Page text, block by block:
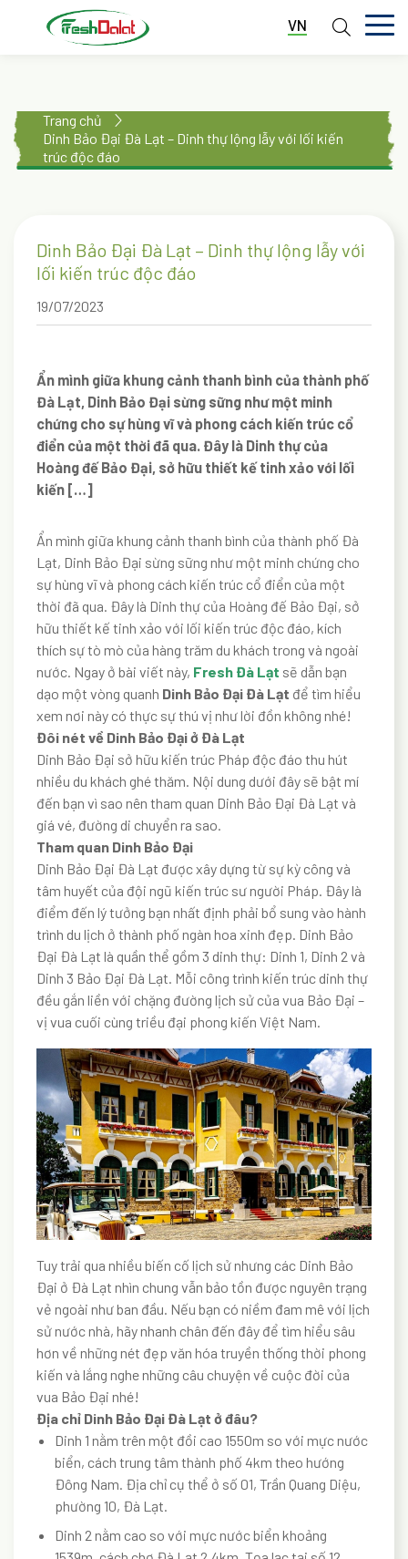
GIỚI THIỆU
DỊCH VỤ
TIN TỨC
LIÊN HỆ
VN
Trang chủ
Dinh Bảo Đại Đà Lạt – Dinh thự lộng lẫy với lối kiến
trúc độc đáo
Dinh Bảo Đại Đà Lạt – Dinh thự lộng lẫy với
lối kiến trúc độc đáo
19/07/2023
Ẩn mình giữa khung cảnh thanh bình của thành phố
Đà Lạt, Dinh Bảo Đại sừng sững như một minh
chứng cho sự hùng vĩ và phong cách kiến ​​trúc cổ
điển của một thời đã qua. Đây là Dinh thự của
Hoàng đế Bảo Đại, sở hữu thiết kế tinh xảo với lối
kiến […]
Ẩn mình giữa khung cảnh thanh bình của thành phố Đà
Lạt, Dinh Bảo Đại sừng sững như một minh chứng cho
sự hùng vĩ và phong cách kiến ​​trúc cổ điển của một
thời đã qua. Đây là Dinh thự của Hoàng đế Bảo Đại, sở
hữu thiết kế tinh xảo với lối kiến trúc độc đáo, kích
thích sự tò mò của hàng trăm du khách trong và ngoài
nước. Ngay ở bài viết này, Fresh Đà Lạt sẽ dẫn bạn
dạo một vòng quanh Dinh Bảo Đại Đà Lạt để tìm hiểu
xem nơi này có thực sự thú vị như lời đồn không nhé!
Đôi nét về Dinh Bảo Đại ở Đà Lạt
Dinh Bảo Đại sở hữu kiến trúc Pháp độc đáo thu hút
nhiều du khách ghé thăm. Nội dung dưới đây sẽ bật mí
đến bạn vì sao nên tham quan Dinh Bảo Đại Đà Lạt và
giá vé, đường di chuyển ra sao.
Tham quan Dinh Bảo Đại
Dinh Bảo Đại Đà Lạt được xây dựng từ sự kỳ công và
tâm huyết của đội ngũ kiến trúc sư người Pháp. Đây là
điểm đến lý tưởng bạn nhất định phải bổ sung vào hành
trình du lịch ở thành phố ngàn hoa xinh đẹp. Dinh Bảo
Đại Đà Lạt là quần thể gồm 3 dinh thự: Dinh 1, Dinh 2 và
Dinh 3 Bảo Đại Đà Lạt. Mỗi công trình kiến trúc dinh thự
đều gắn liền với chặng đường lịch sử của vua Bảo Đại –
vị vua cuối cùng triều đại phong kiến Việt Nam.
Tuy trải qua nhiều biến cố lịch sử nhưng các Dinh Bảo
Đại ở Đà Lạt nhìn chung vẫn bảo tồn được nguyên trạng
vẻ ngoài như ban đầu. Nếu bạn có niềm đam mê với lịch
sử nước nhà, hãy nhanh chân đến đây để tìm hiểu sâu
hơn về những nét đẹp văn hóa truyền thống thời phong
kiến và lắng nghe những câu chuyện về cuộc đời của
vua Bảo Đại nhé!
Địa chỉ Dinh Bảo Đại Đà Lạt ở đâu?
Dinh 1 nằm trên một đồi cao 1550m so với mực nước
biển, cách trung tâm thành phố 4km theo hướng
Đông Nam. Địa chỉ cụ thể ở số 01, Trần Quang Diệu,
phường 10, Đà Lạt.
Dinh 2 nằm cao so với mực nước biển khoảng